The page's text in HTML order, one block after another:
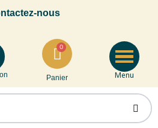
nous
Panier Menu